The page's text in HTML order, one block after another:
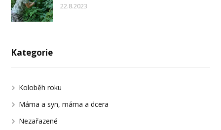
22.8.2023
Kategorie
Koloběh roku
Máma a syn, máma a dcera
Nezařazené